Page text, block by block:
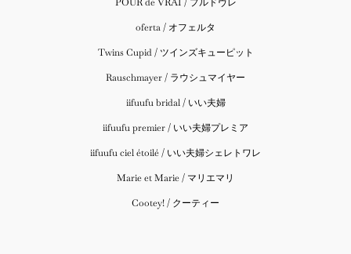
oferta / オフェルタ
Twins Cupid / ツインズキューピット
Rauschmayer / ラウシュマイヤー
iifuufu bridal / いい夫婦
iifuufu premier / いい夫婦プレミア
iifuufu ciel étoilé / いい夫婦シェレトワレ
Marie et Marie / マリエマリ
Cootey! / クーティー